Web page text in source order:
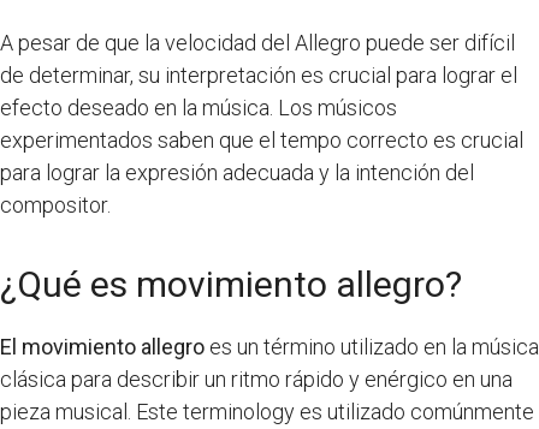
A pesar de que la velocidad del Allegro puede ser difícil
de determinar, su interpretación es crucial para lograr el
efecto deseado en la música. Los músicos
experimentados saben que el tempo correcto es crucial
para lograr la expresión adecuada y la intención del
compositor.
¿Qué es movimiento allegro?
El movimiento allegro es un término utilizado en la música
clásica para describir un ritmo rápido y enérgico en una
pieza musical. Este terminology es utilizado comúnmente